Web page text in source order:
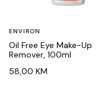
ENVIRON
Oil Free Eye Make-Up
Remover, 100ml
58,00 KM